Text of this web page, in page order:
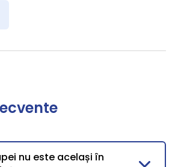
nu este același în